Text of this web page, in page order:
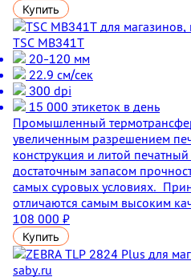
Купить
TSC MB341T
20-120 мм
22.9 см/сек
300 dpi
15 000 этикеток в день
Промышленный
увеличенным разрешением
конструкция и литой
достаточным запасом
самых суровых условиях.
отличаются самым высоким
108 000 ₽
Купить